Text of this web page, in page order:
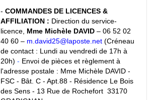
- COMMANDES DE LICENCES &
AFFILIATION : Direction du service-
licence, Mme Michèle DAVID – 06 52 02
40 60 – m.david25@laposte.net (Créneau
de contact : Lundi au vendredi de 17h à
20h) - Envoi de pièces et règlement à
l'adresse postale : Mme Michèle DAVID -
FSC - Bât. C - Apt.88 - Résidence Le Bois
des Sens - 13 Rue de Rochefort 33170